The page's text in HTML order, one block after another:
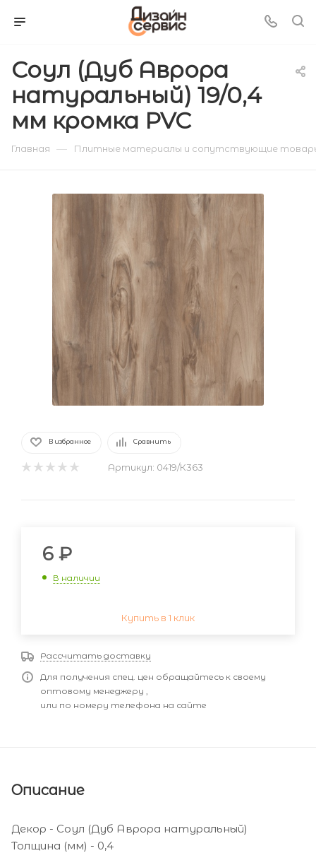
Соул (Дуб Аврора
натуральный) 19/0,4
мм кромка PVC
Главная — Плитные материалы и сопутствующие
В избранное Сравнить
Артикул: 0419/К363
6 ₽
В наличии
Купить в 1 клик
Рассчитать доставку
Для получения спец. цен обращайтесь к своему
оптовому менеджеру ,
или по номеру телефона на сайте
Описание
Декор - Соул (Дуб Аврора натуральный)
Толщина (мм) - 0,4